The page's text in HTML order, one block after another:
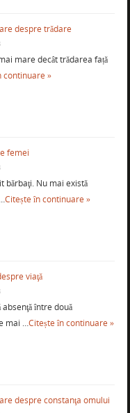
despre trădare
mare decât trădarea față
continuare »
femei
bărbaţi. Nu mai există
Citește în continuare »
viaţă
între două
mai …Citește în continuare »
despre constanţa omului